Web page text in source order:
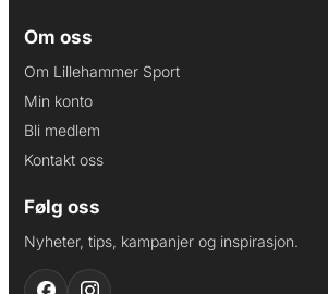
Om oss
Om Lillehammer Sport
Min konto
Bli medlem
Kontakt oss
Følg oss
Nyheter, tips, kampanjer og inspirasjon.